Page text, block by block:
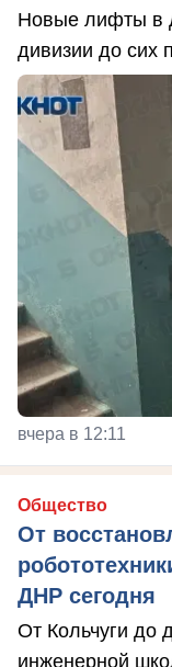
Новые лифты в
дивизии до сих
вчера в 12:11
Общество
От
ДНР сегодня
От Кольчуги до
инженерной